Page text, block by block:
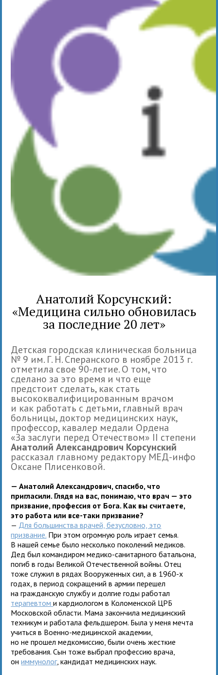
Анатолий Корсунский:
«Медицина сильно обновилась
за последние 20 лет»
Детская городская клиническая больница
№ 9 им. Г. Н. Сперанского в ноябре 2013 г.
отметила свое 90-летие. О том, что
сделано за это время и что еще
предстоит сделать, как стать
высококвалифицированным врачом
и как работать с детьми, главный врач
больницы, доктор медицинских наук,
профессор, кавалер медали Ордена
«За заслуги перед Отечеством» II степени
Анатолий Александрович Корсунский
рассказал главному редактору МЕД-инфо
Оксане Плисенковой.
— Анатолий Александрович, спасибо, что
пригласили. Глядя на вас, понимаю, что врач — это
призвание, профессия от Бога. Как вы считаете,
это работа или все-таки призвание?
— Для большинства врачей, безусловно, это
призвание. При этом огромную роль играет семья.
В нашей семье было несколько поколений медиков.
Дед был командиром медико-санитарного батальона,
погиб в годы Великой Отечественной войны. Отец
тоже служил в рядах Вооруженных сил, а в 1960-х
годах, в период сокращений в армии перешел
на гражданскую службу и долгие годы работал
терапевтоми кардиологом в Коломенской ЦРБ
Московской области. Мама закончила медицинский
техникум и работала фельдшером. Была у меня мечта
учиться в Военно-медицинской академии,
но не прошел медкомиссию, были очень жесткие
требования. Сын тоже выбрал профессию врача,
ониммунолог, кандидат медицинских наук.